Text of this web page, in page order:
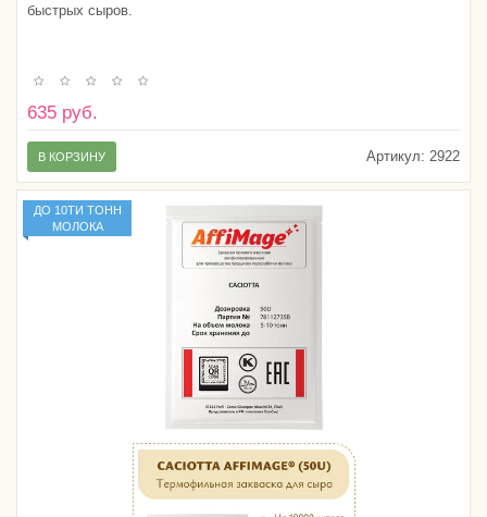
быстрых сыров.
635 руб.
Артикул: 2922
В КОРЗИНУ
ДО 10ТИ ТОНН
МОЛОКА